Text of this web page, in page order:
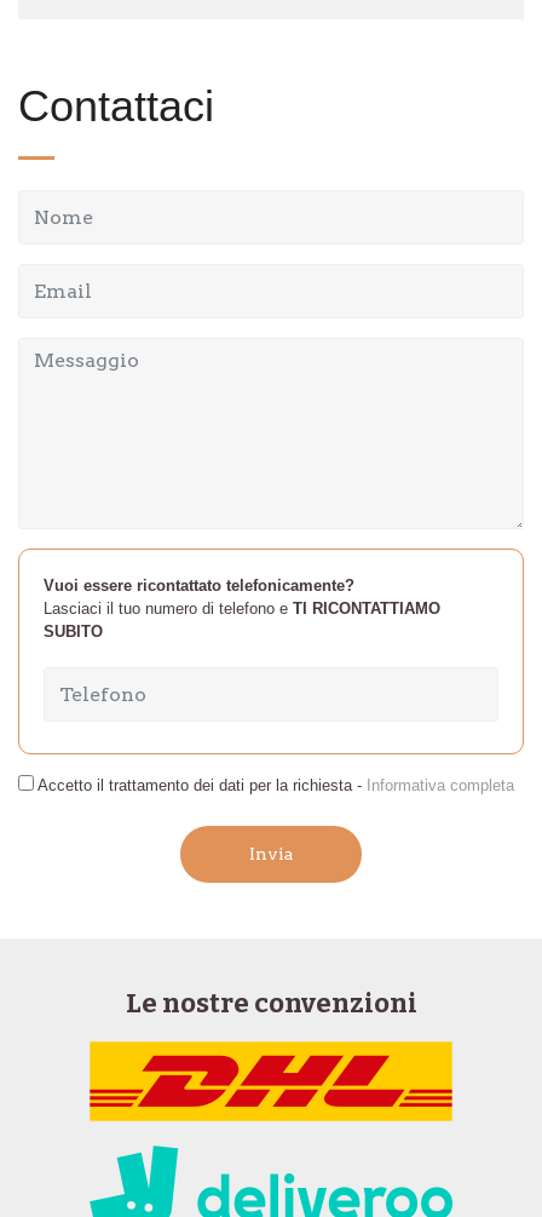
Contattaci
Vuoi essere ricontattato telefonicamente?
Lasciaci il tuo numero di telefono e TI RICONTATTIAMO
SUBITO
Accetto il trattamento dei dati per la richiesta - Informativa completa
Invia
Le nostre convenzioni